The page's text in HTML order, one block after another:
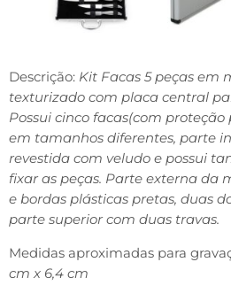
Descrição: Kit Facas 5 peças em
texturizado com placa central
Possui cinco facas(com
em tamanhos diferentes, parte
revestida com veludo e possui
fixar as peças. Parte externa da
e bordas plásticas pretas, duas
parte superior com duas travas.
Medidas aproximadas para
cm x 6,4 cm